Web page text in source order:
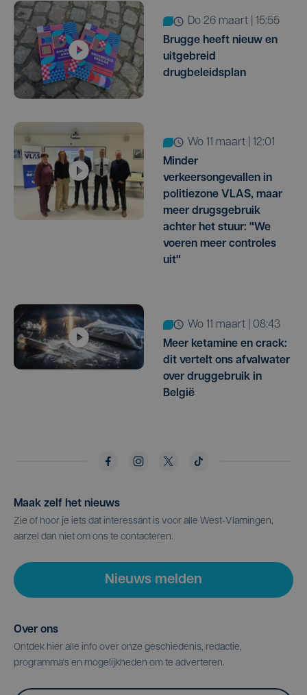
do 26 maart | 15:55
Brugge heeft nieuw en
uitgebreid
drugbeleidsplan
wo 11 maart | 12:01
Minder
verkeersongevallen in
politiezone VLAS, maar
meer drugsgebruik
achter het stuur: "We
voeren meer controles
uit"
wo 11 maart | 08:43
Meer ketamine en crack:
dit vertelt ons afvalwater
over druggebruik in
België
Maak zelf het nieuws
Zie of hoor je iets dat interessant is voor alle West-Vlamingen,
aarzel dan niet om ons te contacteren.
Nieuws melden
Over ons
Ontdek hier alle info over onze geschiedenis, redactie,
programma's en mogelijkheden om te adverteren.